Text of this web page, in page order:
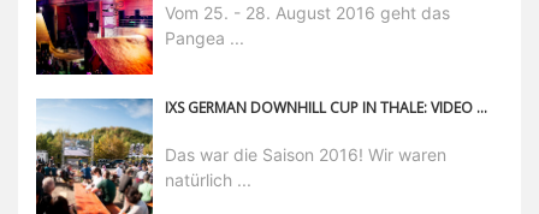
Vom 25. - 28. August 2016 geht das
Pangea ...
IXS GERMAN DOWNHILL CUP IN THALE: VIDEO UND FOTOS VOM RENNEN
Das war die Saison 2016! Wir waren
natürlich ...